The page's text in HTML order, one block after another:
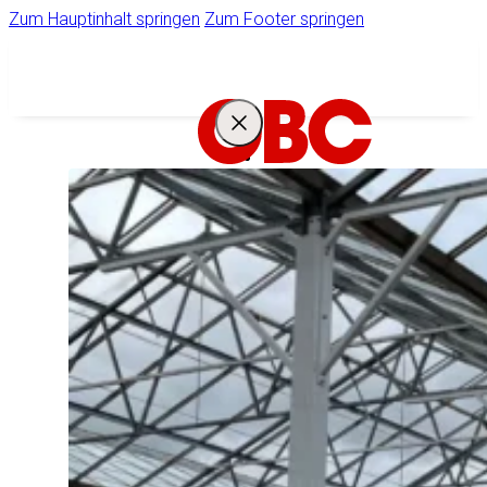
Zum Hauptinhalt springen Zum Footer springen
IHR
STARKER
PARTNER
Unternehmen
Ihr Zugang zum